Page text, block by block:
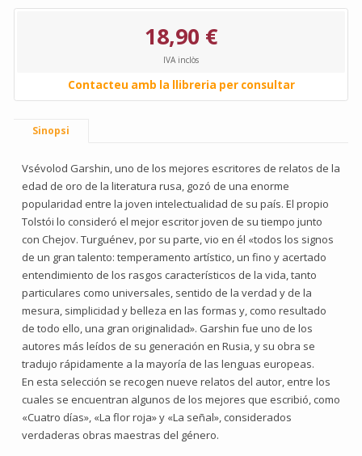
18,90 €
IVA inclòs
Contacteu amb la llibreria per consultar
Sinopsi
Vsévolod Garshin, uno de los mejores escritores de relatos de la
edad de oro de la literatura rusa, gozó de una enorme
popularidad entre la joven intelectualidad de su país. El propio
Tolstói lo consideró el mejor escritor joven de su tiempo junto
con Chejov. Turguénev, por su parte, vio en él «todos los signos
de un gran talento: temperamento artístico, un fino y acertado
entendimiento de los rasgos característicos de la vida, tanto
particulares como universales, sentido de la verdad y de la
mesura, simplicidad y belleza en las formas y, como resultado
de todo ello, una gran originalidad». Garshin fue uno de los
autores más leídos de su generación en Rusia, y su obra se
tradujo rápidamente a la mayoría de las lenguas europeas.
En esta selección se recogen nueve relatos del autor, entre los
cuales se encuentran algunos de los mejores que escribió, como
«Cuatro días», «La flor roja» y «La señal», considerados
verdaderas obras maestras del género.